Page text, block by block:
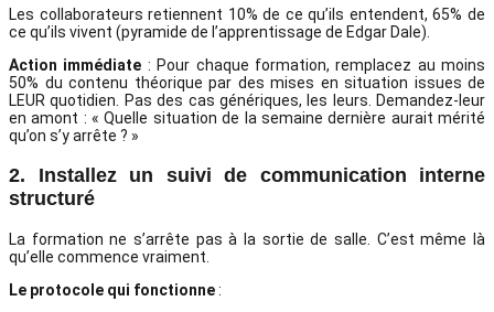
Les collaborateurs retiennent 10% de ce qu’ils entendent, 65% de
ce qu’ils vivent (pyramide de l’apprentissage de Edgar Dale).
Action immédiate : Pour chaque formation, remplacez au moins
50% du contenu théorique par des mises en situation issues de
LEUR quotidien. Pas des cas génériques, les leurs. Demandez-leur
en amont : « Quelle situation de la semaine dernière aurait mérité
qu’on s’y arrête ? »
2. Installez un suivi de communication interne
structuré
La formation ne s’arrête pas à la sortie de salle. C’est même là
qu’elle commence vraiment.
Le protocole qui fonctionne: